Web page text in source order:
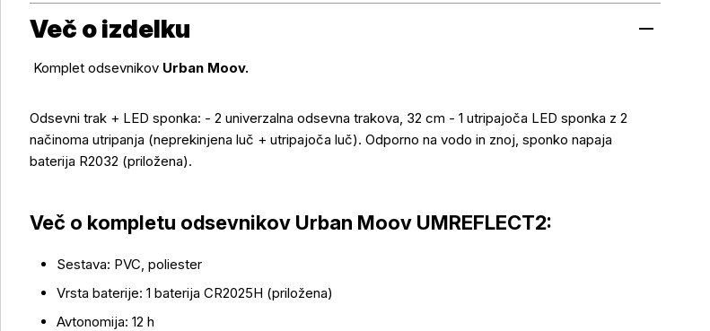
Več o izdelku
Komplet odsevnikov Urban Moov.
Odsevni trak + LED sponka: - 2 univerzalna odsevna trakova, 32 cm - 1 utripajoča LED sponka z 2
načinoma utripanja (neprekinjena luč + utripajoča luč). Odporno na vodo in znoj, sponko napaja
baterija R2032 (priložena).
Več o kompletu odsevnikov Urban Moov UMREFLECT2:
Sestava: PVC, poliester
Vrsta baterije: 1 baterija CR2025H (priložena)
Avtonomija: 12 h